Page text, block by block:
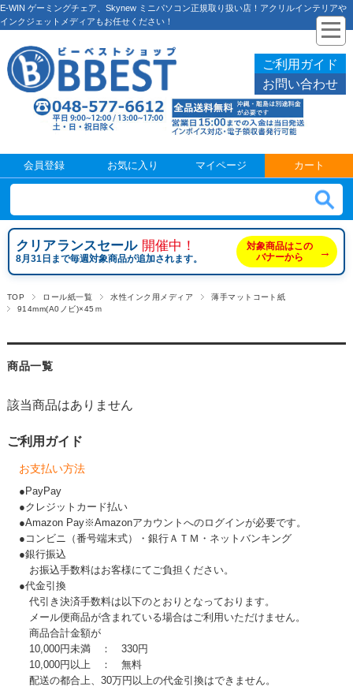
E-WIN ゲーミングチェア、Skynew ミニパソコン正規取り扱い店！アクリルインテリアや
インクジェットメディアもお任せください！
ご利用ガイド
お問い合わせ
会員登録 お気に入り マイページ カート
クリアランスセール 開催中！
8月31日まで毎週対象商品が追加されます。
対象商品はこの
バナーから
→
TOP ロール紙一覧 水性インク用メディア
薄手マットコート紙
914mm(A0ノビ)×45ｍ
商品一覧
該当商品はありません
ご利用ガイド
お支払い方法
●PayPay
●クレジットカード払い
●Amazon Pay※Amazonアカウントへのログインが必要です。
●コンビニ（番号端末式）・銀行ＡＴＭ・ネットバンキング
●銀行振込
お振込手数料はお客様にてご負担ください。
●代金引換
代引き決済手数料は以下のとおりとなっております。
メール便商品が含まれている場合はご利用いただけません。
商品合計金額が
10,000円未満 ： 330円
10,000円以上 ： 無料
配送の都合上、30万円以上の代金引換はできません。